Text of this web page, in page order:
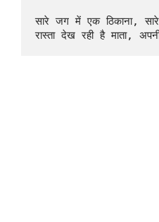
सारे जग में एक ठिकाना,